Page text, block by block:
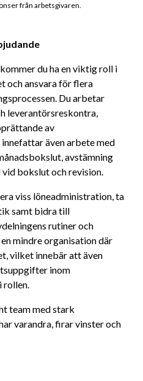
du ha en viktig roll i
och ansvara för flera
Du arbetar
leverantörsreskontra,
av
även arbete med
avstämning
bokslut och revision.
viss löneadministration, ta
samt bidra till
rutiner och
mindre organisation där
vilket innebär att även
inom
rollen.
team med stark
varandra, firar vinster och
från arbetsgivaren.